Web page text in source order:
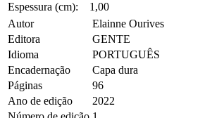
Espessura (cm):
1,00
Autor
Elainne Ourives
Editora
GENTE
Idioma
PORTUGUÊS
Encadernação
Capa dura
Páginas
96
Ano de edição
2022